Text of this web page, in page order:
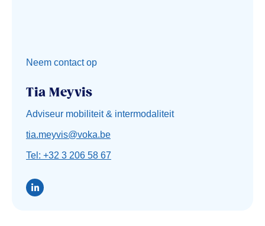
Neem contact op
Tia Meyvis
Adviseur mobiliteit & intermodaliteit
tia.meyvis@voka.be
Tel: +32 3 206 58 67